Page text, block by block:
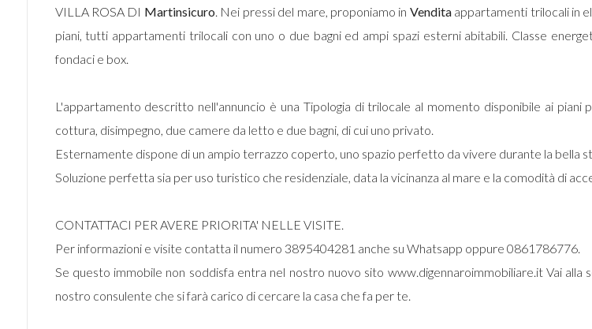
VILLA ROSA DI Martinsicuro. Nei pressi del mare, proponiamo in Venditaappartamenti trilocali in
piani, tutti appartamenti trilocali con uno o due bagni ed ampi spazi esterni abitabili. Classe
fondaci e box.
L'appartamento descritto nell'annuncio è una Tipologia di trilocale al momento disponibile ai
cottura, disimpegno, due camere da letto e due bagni, di cui uno privato.
Esternamente dispone di un ampio terrazzo coperto, uno spazio perfetto da vivere durante la bella
Soluzione perfetta sia per uso turistico che residenziale, data la vicinanza al mare e la comodità di
CONTATTACI PER AVERE PRIORITA' NELLE VISITE.
Per informazioni e visite contatta il numero 3895404281 anche su Whatsapp oppure 0861786776.
Se questo immobile non soddisfa entra nel nostro nuovo sito www.digennaroimmobiliare.it Vai
nostro consulente che si farà carico di cercare la casa che fa per te.